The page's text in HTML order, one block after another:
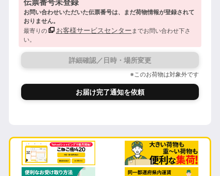
伝票番号未登録
お問い合わせいただいた伝票番号は、まだ荷物情報が登録されて
おりません。
最寄りの
お客様サービスセンター までお問い合わせ下さ
い。
詳細確認／日時・場所変更
※このお荷物は対象外です
お届け完了通知を依頼